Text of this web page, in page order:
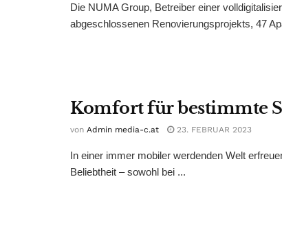
Die NUMA Group, Betreiber einer
abgeschlossenen Renovierungsprojekts, 47
Komfort für bestimmte
von Admin media-c.at 23. FEBRUAR 2023
In einer immer mobiler werdenden Welt
Beliebtheit – sowohl bei ...